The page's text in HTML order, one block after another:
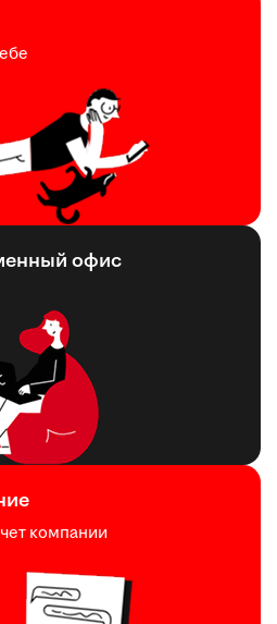
офис
компании